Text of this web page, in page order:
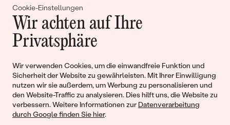
Cookie-Einstellungen
Wir achten auf Ihre
Privatsphäre
Wir verwenden Cookies, um die einwandfreie Funktion und
Sicherheit der Website zu gewährleisten. Mit Ihrer Einwilligung
nutzen wir sie außerdem, um Werbung zu personalisieren und
den Website-Traffic zu analysieren. Dies hilft uns, die Website zu
verbessern. Weitere Informationen zur Datenverarbeitung
durch Google finden Sie hier.
Gemeinsam erschaffen wir
Geschichten von Schönheit und
Liebe
Begleiten Sie uns!